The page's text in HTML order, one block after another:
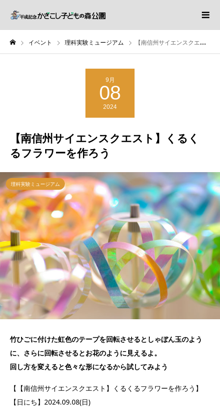
イベント 理科実験ミュージアム 【南信州サイエンスクエスト】くるくるフラワーを作ろう
9月
08
2024
【南信州サイエンスクエスト】くるく
るフラワーを作ろう
理科実験ミュージアム
竹ひごに付けた虹色のテープを回転させるとしゃぼん玉のよう
に、さらに回転させるとお花のように見えるよ。
回し方を変えると色々な形になるから試してみよう
【【南信州サイエンスクエスト】くるくるフラワーを作ろう】
【日にち】2024.09.08(日)